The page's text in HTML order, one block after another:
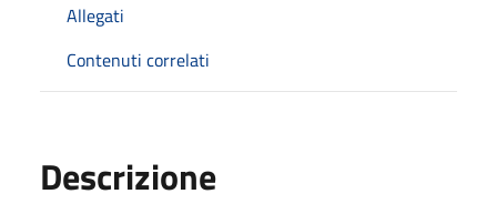
Allegati
Contenuti correlati
Descrizione